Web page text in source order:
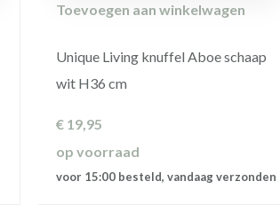
Toevoegen aan winkelwagen
Unique Living knuffel Aboe schaap
wit H36 cm
€19,95
op voorraad
voor 15:00 besteld, vandaag verzonden